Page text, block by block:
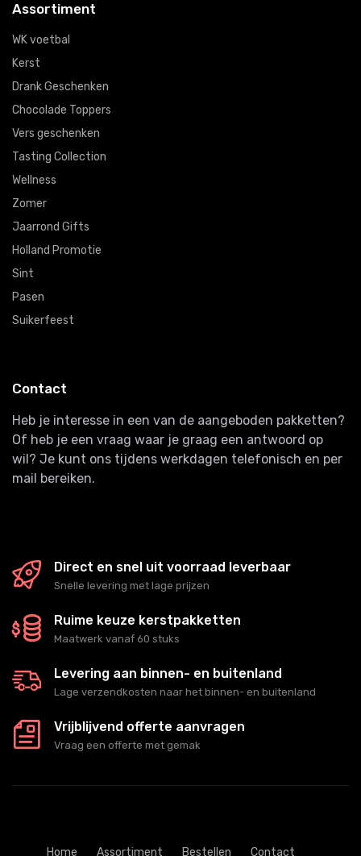
Assortiment
WK voetbal
Kerst
Drank Geschenken
Chocolade Toppers
Vers geschenken
Tasting Collection
Wellness
Zomer
Jaarrond Gifts
Holland Promotie
Sint
Pasen
Suikerfeest
Contact
Heb je interesse in een van de aangeboden pakketten?
Of heb je een vraag waar je graag een antwoord op
wil? Je kunt ons tijdens werkdagen telefonisch en per
mail bereiken.
Direct en snel uit voorraad leverbaar
Snelle levering met lage prijzen
Ruime keuze kerstpakketten
Maatwerk vanaf 60 stuks
Levering aan binnen- en buitenland
Lage verzendkosten naar het binnen- en buitenland
Vrijblijvend offerte aanvragen
Vraag een offerte met gemak
Home Assortiment Bestellen Contact